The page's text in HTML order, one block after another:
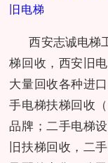
旧电梯
西安志诚电梯
梯回收，西安旧
大量回收各种进
手电梯扶梯回收
品牌；二手电梯
旧扶梯回收，二